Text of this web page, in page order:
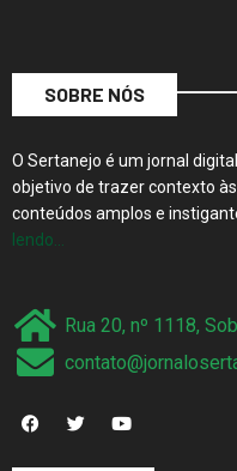
SOBRE NÓS
O Sertanejo é um jornal
objetivo de trazer contexto
conteúdos amplos e
lendo…
Rua 20, nº 1118,